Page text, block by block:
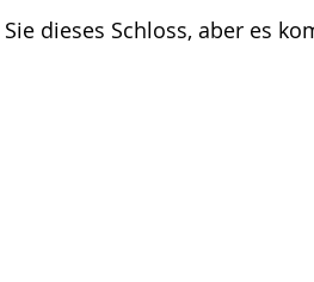
dieses Schloss, aber es